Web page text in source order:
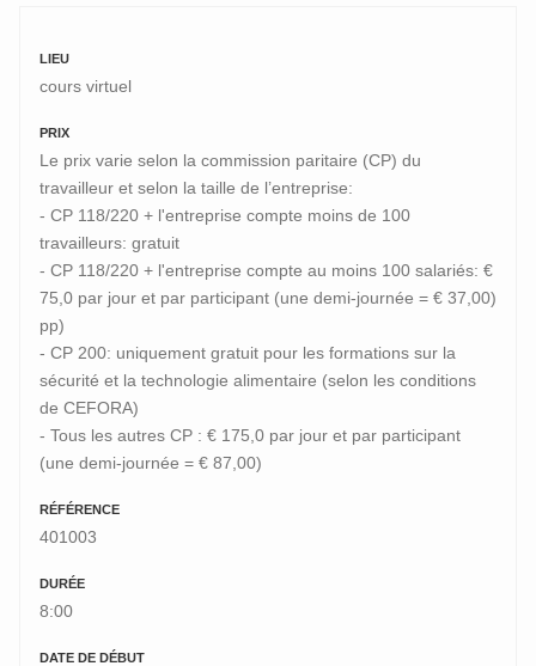
LIEU
cours virtuel
PRIX
Le prix varie selon la commission paritaire (CP) du
travailleur et selon la taille de l’entreprise:
- CP 118/220 + l'entreprise compte moins de 100
travailleurs: gratuit
- CP 118/220 + l'entreprise compte au moins 100 salariés: €
75,0 par jour et par participant (une demi-journée = € 37,00)
pp)
- CP 200: uniquement gratuit pour les formations sur la
sécurité et la technologie alimentaire (selon les conditions
de CEFORA)
- Tous les autres CP : € 175,0 par jour et par participant
(une demi-journée = € 87,00)
RÉFÉRENCE
401003
DURÉE
8:00
DATE DE DÉBUT